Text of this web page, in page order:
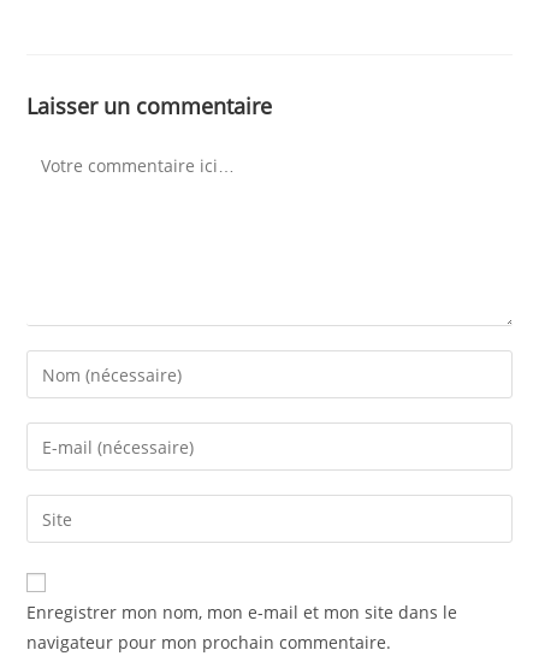
Laisser un commentaire
Enregistrer mon nom, mon e-mail et mon site dans le
navigateur pour mon prochain commentaire.